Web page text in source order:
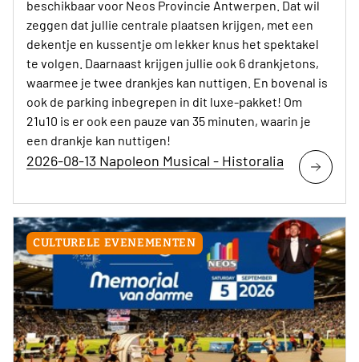
beschikbaar voor Neos Provincie Antwerpen. Dat wil
zeggen dat jullie centrale plaatsen krijgen, met een
dekentje en kussentje om lekker knus het spektakel
te volgen. Daarnaast krijgen jullie ook 6 drankjetons,
waarmee je twee drankjes kan nuttigen. En bovenal is
ook de parking inbegrepen in dit luxe-pakket! Om
21u10 is er ook een pauze van 35 minuten, waarin je
een drankje kan nuttigen!
2026-08-13 Napoleon Musical - Historalia
CULTURELE EVENEMENTEN